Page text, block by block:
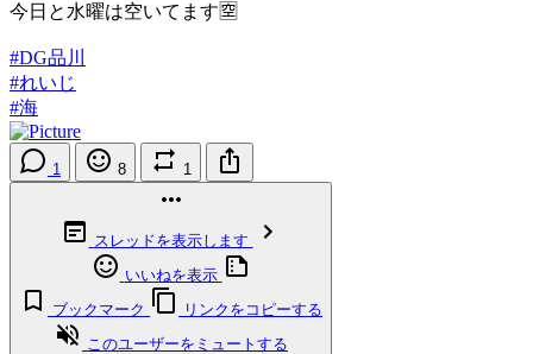
今日と水曜は空いてます🈳
#DG品川
#れいじ
#海
1 8 1
スレッドを表示します
いいねを表示
ブックマーク
リンクをコピーする
このユーザーをミュートする